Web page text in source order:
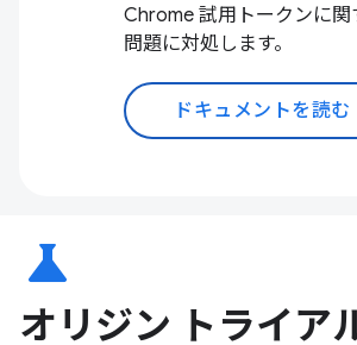
Chrome 試用トークンに関
問題に対処します。
ドキュメントを読む
science
オリジン トライア